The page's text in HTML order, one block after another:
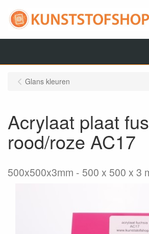
Glans kleuren
Acrylaat plaat
rood/roze AC17
500x500x3mm 500 x 500 x 3